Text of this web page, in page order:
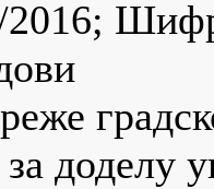
2016;
доделу